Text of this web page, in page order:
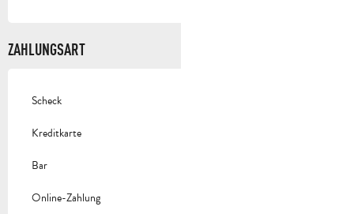
ZAHLUNGSART
Scheck
Kreditkarte
Bar
Online-Zahlung